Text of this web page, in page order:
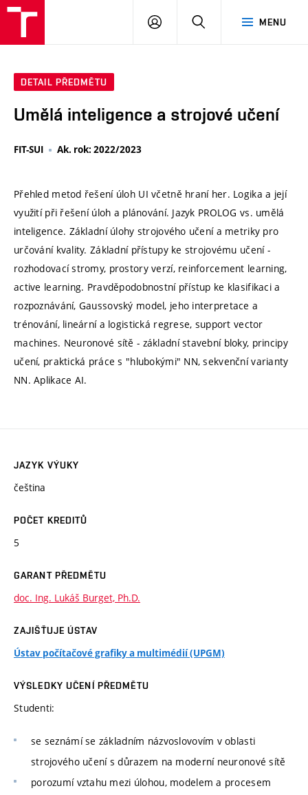
MENU
PŘIHLÁSIT
DETAIL PŘEDMĚTU
Umělá inteligence a strojové učení
FIT-SUI Ak. rok: 2022/2023
Přehled metod řešení úloh UI včetně hraní her. Logika a její
využití při řešení úloh a plánování. Jazyk PROLOG vs. umělá
inteligence. Základní úlohy strojového učení a metriky pro
určování kvality. Základní přístupy ke strojovému učení -
rozhodovací stromy, prostory verzí, reinforcement learning,
active learning. Pravděpodobnostní přístup ke klasifikaci a
rozpoznávání, Gaussovský model, jeho interpretace a
trénování, lineární a logistická regrese, support vector
machines. Neuronové sítě - základní stavební bloky, principy
učení, praktická práce s "hlubokými" NN, sekvenční varianty
NN. Aplikace AI.
JAZYK VÝUKY
čeština
POČET KREDITŮ
5
GARANT PŘEDMĚTU
doc. Ing. Lukáš Burget, Ph.D.
ZAJIŠŤUJE ÚSTAV
Ústav počítačové grafiky a multimédií (UPGM)
VÝSLEDKY UČENÍ PŘEDMĚTU
Studenti:
se seznámí se základním názvoslovovím v oblasti
strojového učení s důrazem na moderní neuronové sítě
porozumí vztahu mezi úlohou, modelem a procesem